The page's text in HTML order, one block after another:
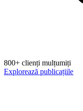
800+ clienți mulțumiți
Explorează publicațiile